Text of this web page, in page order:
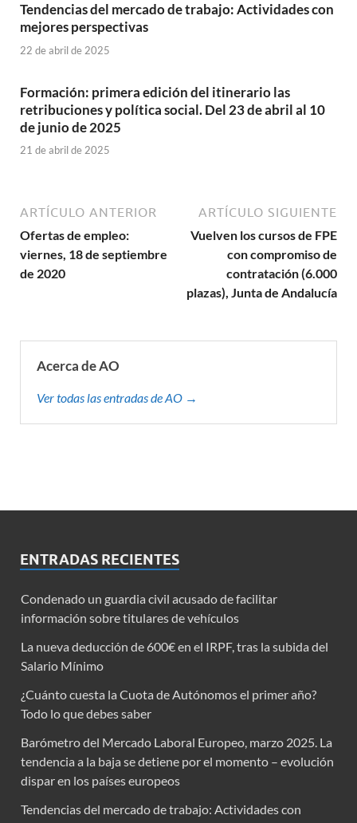
Tendencias del mercado de trabajo: Actividades con
mejores perspectivas
22 de abril de 2025
Formación: primera edición del itinerario las
retribuciones y política social. Del 23 de abril al 10
de junio de 2025
21 de abril de 2025
ARTÍCULO ANTERIOR
Ofertas de empleo:
viernes, 18 de septiembre
de 2020
ARTÍCULO SIGUIENTE
Vuelven los cursos de FPE
con compromiso de
contratación (6.000
plazas), Junta de Andalucía
Acerca de AO
Ver todas las entradas de AO →
ENTRADAS RECIENTES
Condenado un guardia civil acusado de facilitar
información sobre titulares de vehículos
La nueva deducción de 600€ en el IRPF, tras la subida del
Salario Mínimo
¿Cuánto cuesta la Cuota de Autónomos el primer año?
Todo lo que debes saber
Barómetro del Mercado Laboral Europeo, marzo 2025. La
tendencia a la baja se detiene por el momento – evolución
dispar en los países europeos
Tendencias del mercado de trabajo: Actividades con